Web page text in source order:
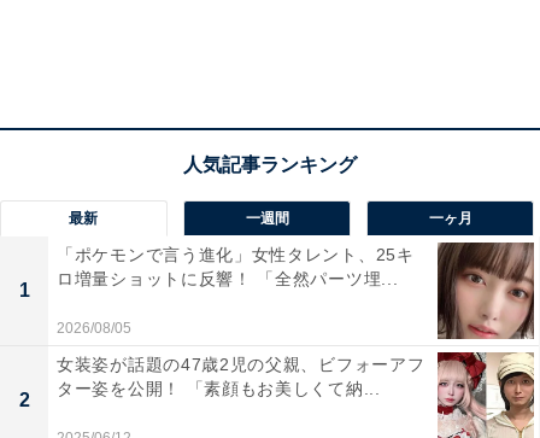
最新 一週間 一ヶ月
1
「ポケモンで言う進化」女性タレント、25キ
ロ増量ショットに反響！ 「全然パーツ埋...
2026/08/05
2
女装姿が話題の47歳2児の父親、ビフォーアフ
ター姿を公開！ 「素顔もお美しくて納...